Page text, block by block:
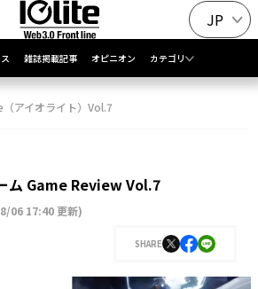
JP
雑誌掲載記事 オピニオン カテゴリ
アイオライト）Vol.7
ム Game Review Vol.7
06 17:40 更新)
SHARE